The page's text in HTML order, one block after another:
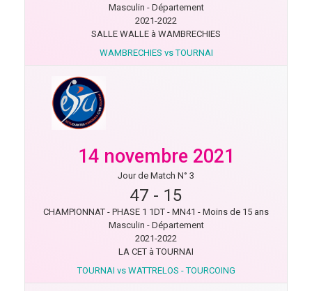
Masculin - Département
2021-2022
SALLE WALLE à WAMBRECHIES
WAMBRECHIES vs TOURNAI
14 novembre 2021
Jour de Match N° 3
47 - 15
CHAMPIONNAT - PHASE 1 1DT - MN41 - Moins de 15 ans
Masculin - Département
2021-2022
LA CET à TOURNAI
TOURNAI vs WATTRELOS - TOURCOING